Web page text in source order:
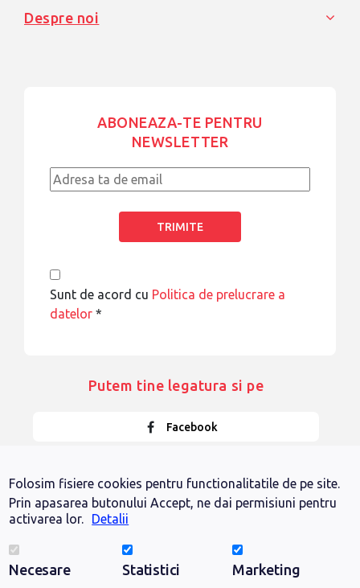
Despre noi
ABONEAZA-TE PENTRU
NEWSLETTER
Sunt de acord cu Politica de prelucrare a
datelor *
Putem tine legatura si pe
Facebook
LinkedIn
Folosim fisiere cookies pentru functionalitatile de pe site.
Prin apasarea butonului Accept, ne dai permisiuni pentru
activarea lor.
Detalii
Necesare Statistici Marketing